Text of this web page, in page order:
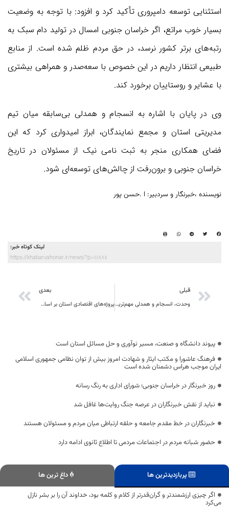
استثنایی توسعه دامپروری تأکید کرد و افزود: با توجه به وضعیت
بسیار خوب مراتع، اگر خراسان جنوبی امسال در تولید دام سبک به
رتبه‌های برتر کشور نرسد، در حق مردم ظلم شده است. از منابع
طبیعی انتظار داریم در این خصوص با سعه‌صدر و همراهی بیشتری
با عشایر و روستاییان برخورد کند.
وی در پایان با اشاره به انسجام و همدلی بی‌سابقه میان تیم
مدیریتی استان و مجمع نمایندگان، ابراز امیدواری کرد که این
فضای همکاری منجر به ثبت نامی نیک از مسئولان در تاریخ
خراسان جنوبی و برون‌رفت از چالش‌های توسعه‌ای شود.
نویسنده ،خبرنگار و سردبیر: ا .حسن پور
لینک کوتاه خبر:
https://khabarvahonar.ir/news/?p=111887
قبلی
وحدت، انسجام و همدلی مهم‌ترین پشتوانه توسعه خراسان جنوبی است
بعدی
پروژه‌های اقتصادی استان بر اساس پیوست‌های کارشناسی و مطالبات مردمی تدوین شده است
پیوند دانشگاه و صنعت، مسیر نوآوری و حل مسائل استان است
فرهنگ عاشورا و مکتب ایثار و شهادت امروز بیش از توان نظامی جمهوری اسلامی
ایران موجب هراس دشمنان شده است
روز خبرنگار در خراسان جنوبی؛ شورای اداری به رنگ رسانه
نباید از نقش خبرنگاران در عرصه جنگ روایت‌ها غافل شد
خبرنگاران در خط مقدم جامعه و حلقه ارتباطی میان مردم و مسئولان هستند
حضور شبانه مردم در اجتماعات مردمی تا اطلاع ثانوی ادامه دارد
پربازدیدترین ها
داغ ترین ها
اگر چیزی ارزشمندتر و گران‌قدرتر از کلام و کلمه بود، خداوند آن را بر بشر نازل
می‌کرد